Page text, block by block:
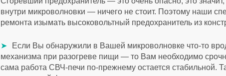
внутри микроволновки — ничего не стоит. Поэтому наши
ремонта изымать высоковольтный предохранитель из
Если Вы обнаружили в Вашей микроволновке что-то
механизма при разогреве пищи — то Вам необходимо
сама работа СВЧ-печи по-прежнему остается стабильной.